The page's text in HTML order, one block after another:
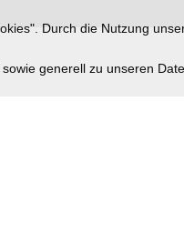
Durch die Nutzung
generell zu unseren